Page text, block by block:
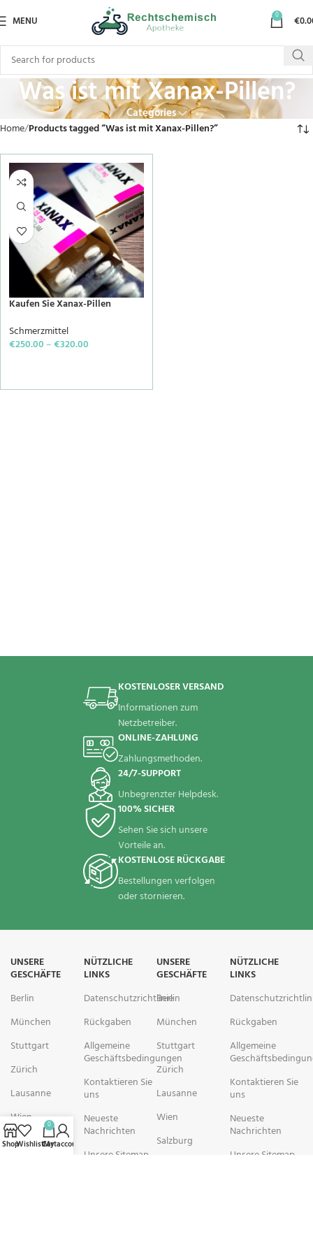
MENU 0 €
Was ist mit Xanax-Pillen?
Categories
Home Products tagged “Was ist mit Xanax-Pillen?”
Kaufen Sie Xanax-Pillen
Schmerzmittel
€250.00–€320.00
KOSTENLOSER VERSAND
Informationen zum
Netzbetreiber.
ONLINE-ZAHLUNG
Zahlungsmethoden.
24/7-SUPPORT
Unbegrenzter Helpdesk.
100% SICHER
Sehen Sie sich unsere
Vorteile an.
KOSTENLOSE RÜCKGABE
Bestellungen verfolgen
oder stornieren.
UNSERE
GESCHÄFTE
Berlin
München
Stuttgart
Zürich
Lausanne
Wien
Salzburg
NÜTZLICHE
LINKS
Datenschutzrichtlinie
Rückgaben
Allgemeine
Geschäftsbedingungen
Kontaktieren Sie
uns
Neueste
Nachrichten
Unsere Sitemap
UNSERE
GESCHÄFTE
Berlin
München
Stuttgart
Zürich
Lausanne
Wien
Salzburg
NÜTZLICHE
LINKS
Rückgaben
Allgemeine
Kontaktieren Sie
uns
Neueste
Nachrichten
Unsere Sitemap
ShopWishlist
0
Cart
My account